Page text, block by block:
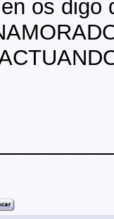
os digo